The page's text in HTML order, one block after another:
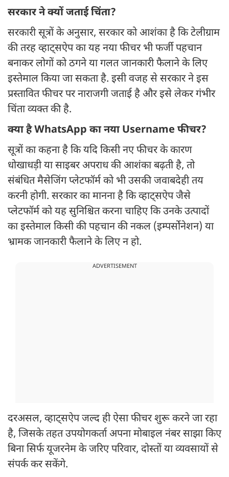
सरकार ने क्यों जताई चिंता?
सरकारी सूत्रों के अनुसार, सरकार को आशंका है कि टेलीग्राम
की तरह व्हाट्सऐप का यह नया फीचर भी फर्जी पहचान
बनाकर लोगों को ठगने या गलत जानकारी फैलाने के लिए
इस्तेमाल किया जा सकता है. इसी वजह से सरकार ने इस
प्रस्तावित फीचर पर नाराजगी जताई है और इसे लेकर गंभीर
चिंता व्यक्त की है.
क्या है WhatsApp का नया Username फीचर?
सूत्रों का कहना है कि यदि किसी नए फीचर के कारण
धोखाधड़ी या साइबर अपराध की आशंका बढ़ती है, तो
संबंधित मैसेजिंग प्लेटफॉर्म को भी उसकी जवाबदेही तय
करनी होगी. सरकार का मानना है कि व्हाट्सऐप जैसे
प्लेटफॉर्म को यह सुनिश्चित करना चाहिए कि उनके उत्पादों
का इस्तेमाल किसी की पहचान की नकल (इम्पर्सोनेशन) या
भ्रामक जानकारी फैलाने के लिए न हो.
ADVERTISEMENT
दरअसल, व्हाट्सऐप जल्द ही ऐसा फीचर शुरू करने जा रहा
है, जिसके तहत उपयोगकर्ता अपना मोबाइल नंबर साझा किए
बिना सिर्फ यूजरनेम के जरिए परिवार, दोस्तों या व्यवसायों से
संपर्क कर सकेंगे.